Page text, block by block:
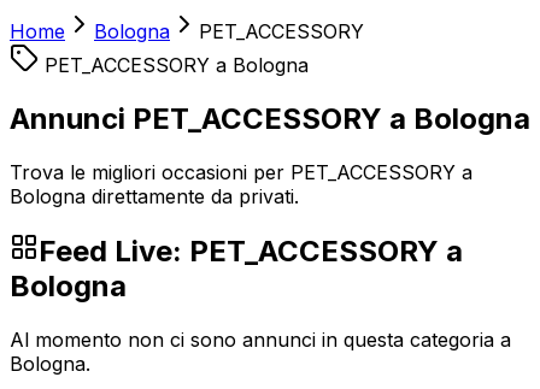
Home Bologna
PET_ACCESSORY
PET_ACCESSORY a Bologna
Annunci PET_ACCESSORY a Bologna
Trova le migliori occasioni per PET_ACCESSORY a
Bologna direttamente da privati.
Feed Live: PET_ACCESSORY a
Bologna
Al momento non ci sono annunci in questa categoria a
Bologna.